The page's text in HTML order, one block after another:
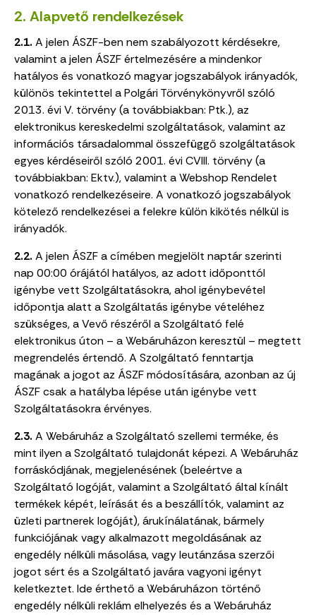
2. Alapvető rendelkezések
2.1. A jelen ÁSZF-ben nem szabályozott kérdésekre,
valamint a jelen ÁSZF értelmezésére a mindenkor
hatályos és vonatkozó magyar jogszabályok irányadók,
különös tekintettel a Polgári Törvénykönyvről szóló
2013. évi V. törvény (a továbbiakban: Ptk.), az
elektronikus kereskedelmi szolgáltatások, valamint az
információs társadalommal összefüggő szolgáltatások
egyes kérdéseiről szóló 2001. évi CVIII. törvény (a
továbbiakban: Ektv.), valamint a Webshop Rendelet
vonatkozó rendelkezéseire. A vonatkozó jogszabályok
kötelező rendelkezései a felekre külön kikötés nélkül is
irányadók.
2.2. A jelen ÁSZF a címében megjelölt naptár szerinti
nap 00:00 órájától hatályos, az adott időponttól
igénybe vett Szolgáltatásokra, ahol igénybevétel
időpontja alatt a Szolgáltatás igénybe vételéhez
szükséges, a Vevő részéről a Szolgáltató felé
elektronikus úton – a Webáruházon keresztül – megtett
megrendelés értendő. A Szolgáltató fenntartja
magának a jogot az ÁSZF módosítására, azonban az új
ÁSZF csak a hatályba lépése után igénybe vett
Szolgáltatásokra érvényes.
2.3. A Webáruház a Szolgáltató szellemi terméke, és
mint ilyen a Szolgáltató tulajdonát képezi. A Webáruház
forráskódjának, megjelenésének (beleértve a
Szolgáltató logóját, valamint a Szolgáltató által kínált
termékek képét, leírását és a beszállítók, valamint az
üzleti partnerek logóját), árukínálatának, bármely
funkciójának vagy alkalmazott megoldásának az
engedély nélküli másolása, vagy leutánzása szerzői
jogot sért és a Szolgáltató javára vagyoni igényt
keletkeztet. Ide érthető a Webáruházon történő
engedély nélküli reklám elhelyezés és a Webáruház